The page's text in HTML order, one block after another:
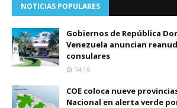
NOTICIAS POPULARES
Gobiernos de República
Venezuela anuncian
consulares
14:16
COE coloca nueve
Nacional en alerta verde